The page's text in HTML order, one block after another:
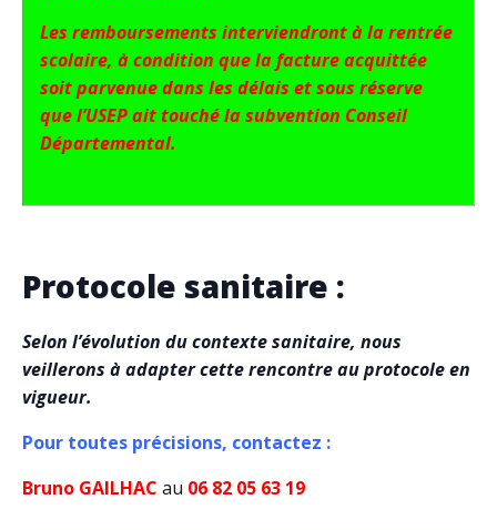
Les remboursements interviendront à la rentrée
scolaire, à condition que la facture acquittée
soit parvenue dans les délais et sous réserve
que l’USEP ait touché la subvention Conseil
Départemental.
Protocole sanitaire :
Selon l’évolution du contexte sanitaire, nous
veillerons à adapter cette rencontre au protocole en
vigueur.
Pour toutes précisions, contactez :
Bruno GAILHAC au 06 82 05 63 19